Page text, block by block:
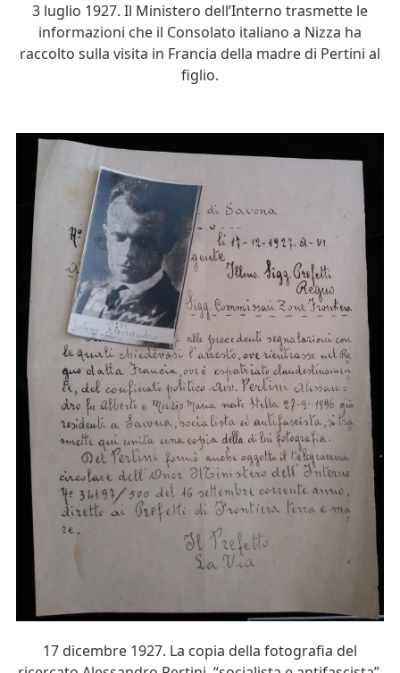
3 luglio 1927. Il Ministero dell’Interno trasmette le
informazioni che il Consolato italiano a Nizza ha
raccolto sulla visita in Francia della madre di Pertini al
figlio.
17 dicembre 1927. La copia della fotografia del